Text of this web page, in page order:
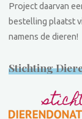
Project daarvan
bestelling plaatst
namens de dieren!
Stichting